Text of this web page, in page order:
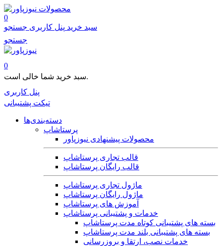
محصولات
0
سبد خرید پنل کاربری جستجو
جستجو
0
سبد خرید شما خالی است.
پنل کاربری
تیکت پشتیبانی
دسته‌بندی‌ها
پرستاشاپ
محصولات پیشنهادی نیوزپاور
قالب تجاری پرستاشاپ
قالب رایگان پرستاشاپ
ماژول تجاری پرستاشاپ
ماژول رایگان پرستاشاپ
آموزش های پرستاشاپ
خدمات و پشتیبانی پرستاشاپ
بسته های پشتیبانی کوتاه مدت پرستاشاپ
بسته های پشتیبانی بلند مدت پرستاشاپ
خدمات نصب، ارتقا و بروزرسانی